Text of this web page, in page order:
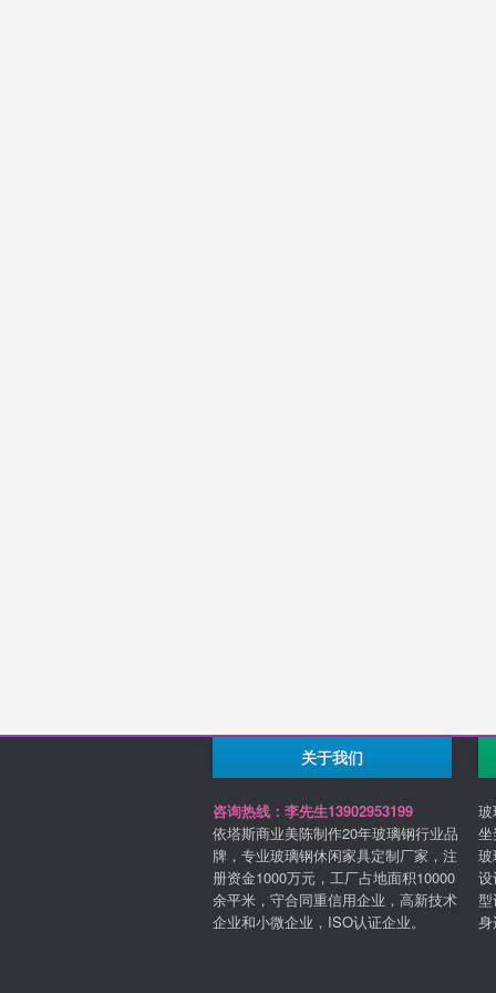
关于我们
咨询热线：李先生13902953199
依塔斯商业美陈制作20年玻璃钢行业品
牌，专业玻璃钢休闲家具定制厂家，注
册资金1000万元，工厂占地面积10000
余平米，守合同重信用企业，高新技术
企业和小微企业，ISO认证企业。
身